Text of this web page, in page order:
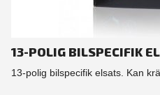
13-POLIG BILSPECIFIK
13-polig bilspecifik elsats. Kan